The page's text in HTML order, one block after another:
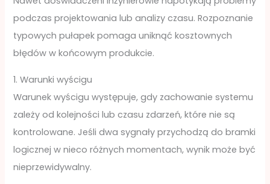
podczas projektowania lub analizy czasu. Rozpoznanie
typowych pułapek pomaga uniknąć kosztownych
błędów w końcowym produkcie.
1. Warunki wyścigu
Warunek wyścigu występuje, gdy zachowanie systemu
zależy od kolejności lub czasu zdarzeń, które nie są
kontrolowane. Jeśli dwa sygnały przychodzą do bramki
logicznej w nieco różnych momentach, wynik może być
nieprzewidywalny.